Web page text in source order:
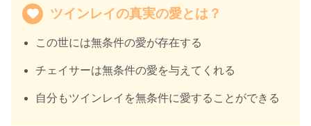
ツインレイの真実の愛とは？
この世には無条件の愛が存在する
チェイサーは無条件の愛を与えてくれる
自分もツインレイを無条件に愛することができる